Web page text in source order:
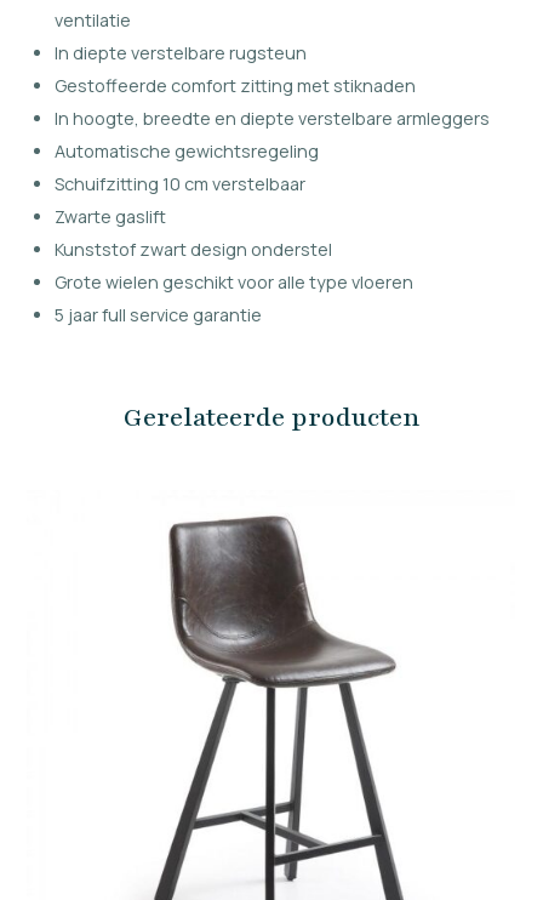
ventilatie
In diepte verstelbare rugsteun
Gestoffeerde comfort zitting met stiknaden
In hoogte, breedte en diepte verstelbare armleggers
Automatische gewichtsregeling
Schuifzitting 10 cm verstelbaar
Zwarte gaslift
Kunststof zwart design onderstel
Grote wielen geschikt voor alle type vloeren
5 jaar full service garantie
Gerelateerde producten